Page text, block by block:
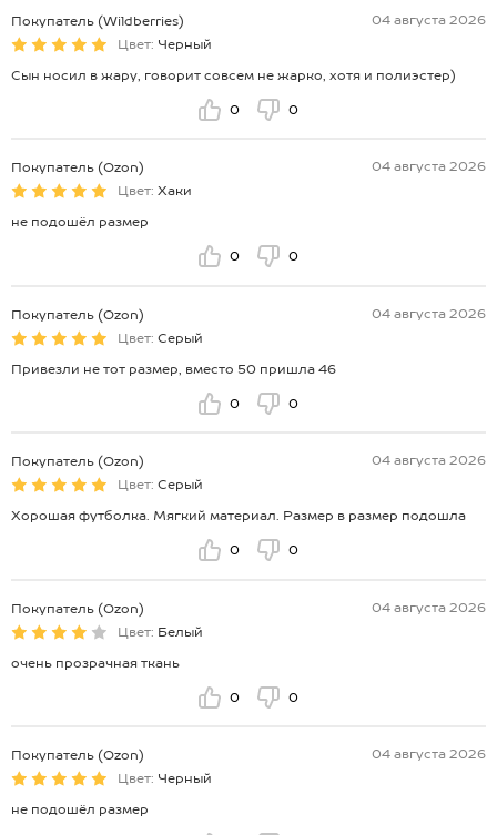
Покупатель (Wildberries)
04 августа 2026
Цвет: Черный
Сын носил в жару, говорит совсем не жарко, хотя и полиэстер)
0 0
Покупатель (Ozon)
04 августа 2026
Цвет: Хаки
не подошёл размер
0 0
Покупатель (Ozon)
04 августа 2026
Цвет: Серый
Привезли не тот размер, вместо 50 пришла 46
0 0
Покупатель (Ozon)
04 августа 2026
Цвет: Серый
Хорошая футболка. Мягкий материал. Размер в размер подошла
0 0
Покупатель (Ozon)
04 августа 2026
Цвет: Белый
очень прозрачная ткань
0 0
Покупатель (Ozon)
04 августа 2026
Цвет: Черный
не подошёл размер